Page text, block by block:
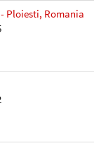
Ploiesti, Romania